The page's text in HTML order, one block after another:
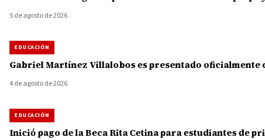
5 de agosto de 2026
EDUCACIÓN
Gabriel Martínez Villalobos es presentado
4 de agosto de 2026
EDUCACIÓN
Inició pago de la Beca Rita Cetina para estudiantes de